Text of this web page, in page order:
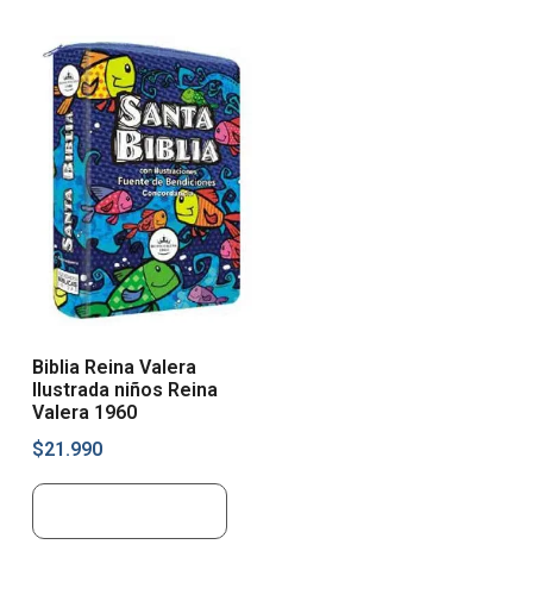
Biblia Reina Valera
Ilustrada niños Reina
Valera 1960
$21.990